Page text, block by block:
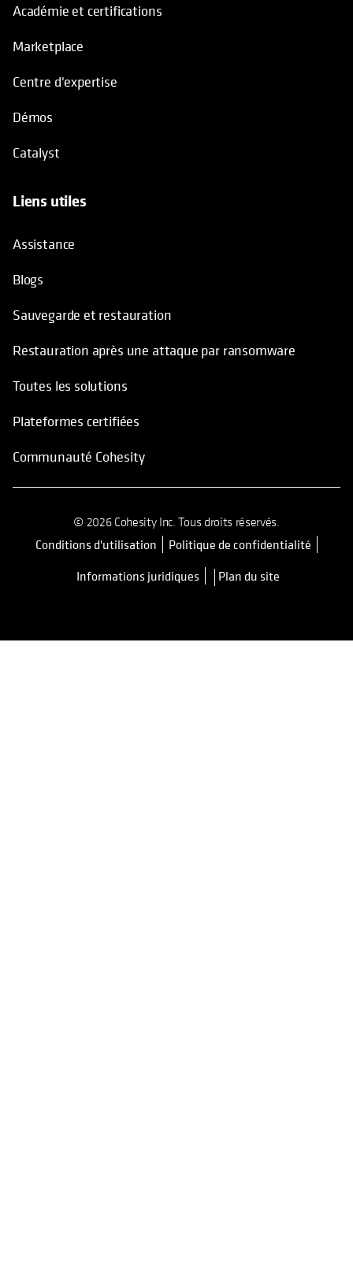
Académie et certifications
Marketplace
Centre d'expertise
Démos
Catalyst
Liens utiles
Assistance
Blogs
Sauvegarde et restauration
Restauration après une attaque par ransomware
Toutes les solutions
Plateformes certifiées
Communauté Cohesity
© 2026 Cohesity Inc. Tous droits réservés.
Conditions d'utilisation s’ouvre dans un nouvel onglet
Politique de confidentialité
Informations juridiques
Plan du site